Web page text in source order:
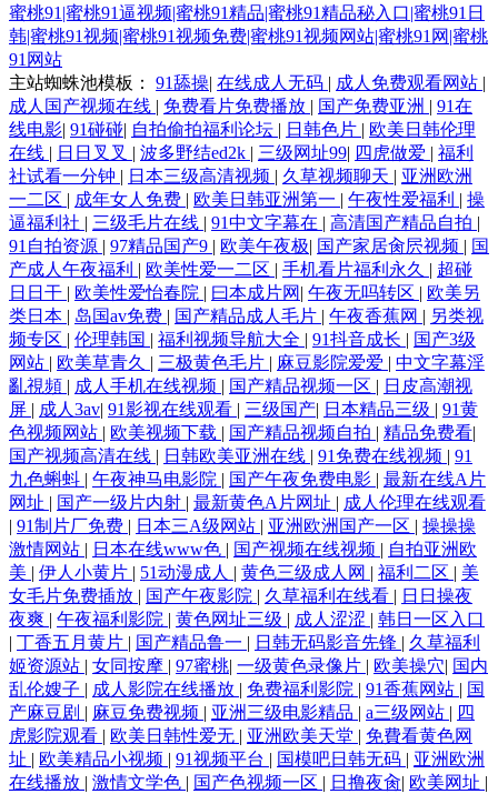
蜜桃91|蜜桃91逼视频|蜜桃91精品|蜜桃91精品秘入口|蜜桃91日
韩|蜜桃91视频|蜜桃91视频免费|蜜桃91视频网站|蜜桃91网|蜜桃
91网站
主站蜘蛛池模板： 91舔操| 在线成人无码 | 成人免费观看网站 |
成人国产视频在线 | 免费看片免费播放 | 国产免费亚洲 | 91在
线电影| 91碰碰| 自拍偷拍福利论坛 | 日韩色片 | 欧美日韩伦理
在线 | 日日叉叉 | 波多野结ed2k | 三级网址99| 四虎做爱 | 福利
社试看一分钟 | 日本三级高清视频 | 久草视频聊天 | 亚洲欧洲
一二区 | 成年女人免费 | 欧美日韩亚洲第一 | 午夜性爱福利 | 操
逼福利社 | 三级毛片在线 | 91中文字幕在 | 高清国产精品自拍 |
91自拍资源 | 97精品国产9 | 欧美午夜极| 国产家居肏屄视频 | 国
产成人午夜福利 | 欧美性爱一二区 | 手机看片福利永久 | 超碰
日日干 | 欧美性爱怡春院 | 曰本成片网 | 午夜无吗转区 | 欧美另
类日本 | 岛国av免费 | 国产精品成人毛片 | 午夜香蕉网 | 另类视
频专区 | 伦理韩国 | 福利视频导航大全 | 91抖音成长 | 国产3级
网站 | 欧美草青久 | 三极黄色毛片 | 麻豆影院爱爱 | 中文字幕淫
亂視頻 | 成人手机在线视频 | 国产精品视频一区 | 日皮高潮视
屏 | 成人3av| 91影视在线观看 | 三级国产| 日本精品三级 | 91黄
色视频网站 | 欧美视频下载 | 国产精品视频自拍 | 精品免费看|
国产视频高清在线 | 日韩欧美亚洲在线 | 91免费在线视频 | 91
九色蝌蚪 | 午夜神马电影院 | 国产午夜免费电影 | 最新在线A片
网址 | 国产一级片内射 | 最新黄色A片网址 | 成人伦理在线观看
| 91制片厂免费 | 日本三A级网站 | 亚洲欧洲国产一区 | 操操操
激情网站 | 日本在线www色 | 国产视频在线视频 | 自拍亚洲欧
美 | 伊人小黄片 | 51动漫成人 | 黄色三级成人网 | 福利二区 | 美
女毛片免费插放 | 国产午夜影院 | 久草福利在线看 | 日日操夜
夜爽 | 午夜福利影院 | 黄色网址三级 | 成人涩涩 | 韩日一区入口
| 丁香五月黄片 | 国产精品鲁一 | 日韩无码影音先锋 | 久草福利
姬资源站 | 女同按摩 | 97蜜桃| 一级黄色录像片 | 欧美操穴| 国内
乱伦嫂子 | 成人影院在线播放 | 免费福利影院 | 91香蕉网站 | 国
产麻豆剧 | 麻豆免费视频 | 亚洲三级电影精品 | a三级网站 | 四
虎影院观看 | 欧美日韩性爱无 | 亚洲欧美天堂 | 免費看黄色网
址 | 欧美精品小视频 | 91视频平台 | 国模吧日韩无码 | 亚洲欧洲
在线播放 | 激情文学色 | 国产色视频一区 | 日撸夜肏| 欧美网址 |